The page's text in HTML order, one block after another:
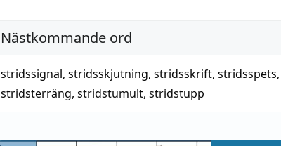
Nästkommande ord
stridssignal, stridsskjutning, stridsskrift, stridsspets,
stridsterräng, stridstumult, stridstupp